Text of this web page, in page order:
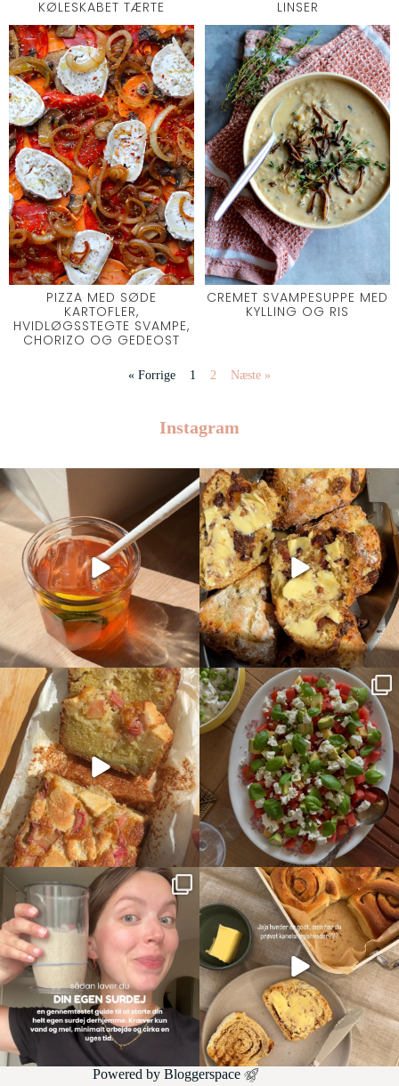
KØLESKABET TÆRTE
LINSER
PIZZA MED SØDE
KARTOFLER,
HVIDLØGSSTEGTE SVAMPE,
CHORIZO OG GEDEOST
CREMET SVAMPESUPPE MED
KYLLING OG RIS
« Forrige 1 2 Næste »
Instagram
Powered byBloggerspace